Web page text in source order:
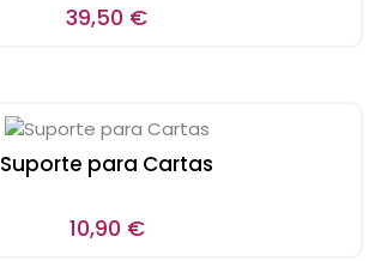
39,50 €
Suporte para Cartas
10,90 €